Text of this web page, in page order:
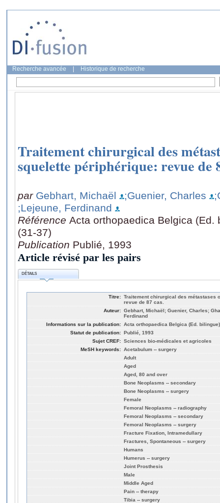
Recherche avancée Historique de recherche
Traitement chirurgical des
squelette périphérique: revue de
par Gebhart, Michaël ;Guenier, Charles
;Lejeune, Ferdinand
Référence Acta orthopaedica Belgica (Ed.
(31-37)
Publication Publié, 1993
Article révisé par les pairs
DÉTAILS
Titre: Traitement chirurgical des métastases
revue de 87 cas.
Auteur: Gebhart, Michaël; Guenier, Charles;
Ferdinand
Informations sur la publication: Acta orthopaedica Belgica (Ed.
Statut de publication: Publié, 1993
Sujet CREF: Sciences bio-médicales et agricoles
MeSH keywords: Acetabulum -- surgery
Adult
Aged
Aged, 80 and over
Bone Neoplasms -- secondary
Bone Neoplasms -- surgery
Female
Femoral Neoplasms -- radiography
Femoral Neoplasms -- secondary
Femoral Neoplasms -- surgery
Fracture Fixation, Intramedullary
Fractures, Spontaneous -- surgery
Humans
Humerus -- surgery
Joint Prosthesis
Male
Middle Aged
Pain -- therapy
Tibia -- surgery